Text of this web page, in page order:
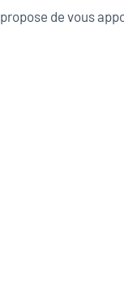
propose de vous